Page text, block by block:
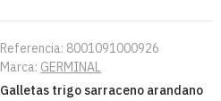
Referencia: 8001091000926
Marca: GERMINAL
Galletas trigo sarraceno arandano